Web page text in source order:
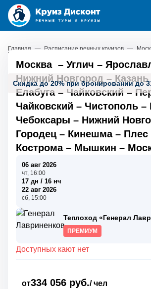
Главная — Расписание речных круизов —
Скидка до 20% при бронировании до
Москва – Углич –
Нижний Новгород – Казань
Елабуга– Чайковский –
Чайковский – Чистополь –
Чебоксары – Нижний
Городец– Кинешма– Плес
Кострома– Мышкин –
06 авг 2026
чт, 16:00
17 дн / 16 нч
22 авг 2026
сб, 15:00
Теплоход «Генерал
ПРЕМИУМ
Доступных кают нет
от334 056 руб./ чел